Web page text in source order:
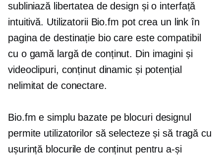
subliniază libertatea de design și o interfață
intuitivă. Utilizatorii Bio.fm pot crea un link în
pagina de destinație bio care este compatibil
cu o gamă largă de conținut. Din imagini și
videoclipuri, conținut dinamic și potențial
nelimitat de conectare.
Bio.fm e simplu bazate pe blocuridesignul
permite utilizatorilor să selecteze și să tragă cu
ușurință blocurile de conținut pentru a-și